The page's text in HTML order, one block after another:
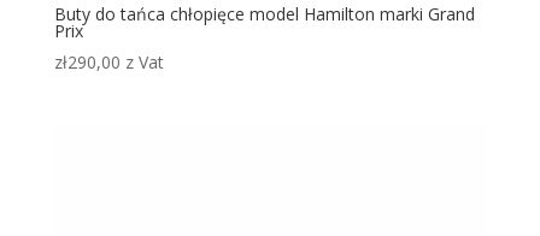
Buty do tańca chłopięce model Hamilton marki Grand
Prix
zł290,00 z Vat